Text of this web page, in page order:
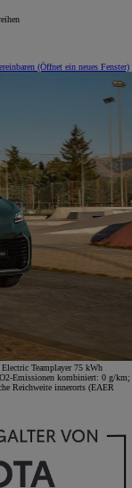
(Öffnet ein neues Fenster)
Teamplayer 75 kWh
Emissionen kombiniert: 0 g/km;
Reichweite innerorts (EAER